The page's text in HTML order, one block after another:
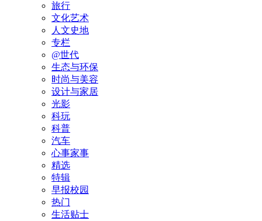
旅行
文化艺术
人文史地
专栏
@世代
生态与环保
时尚与美容
设计与家居
光影
科玩
科普
汽车
心事家事
精选
特辑
早报校园
热门
生活贴士